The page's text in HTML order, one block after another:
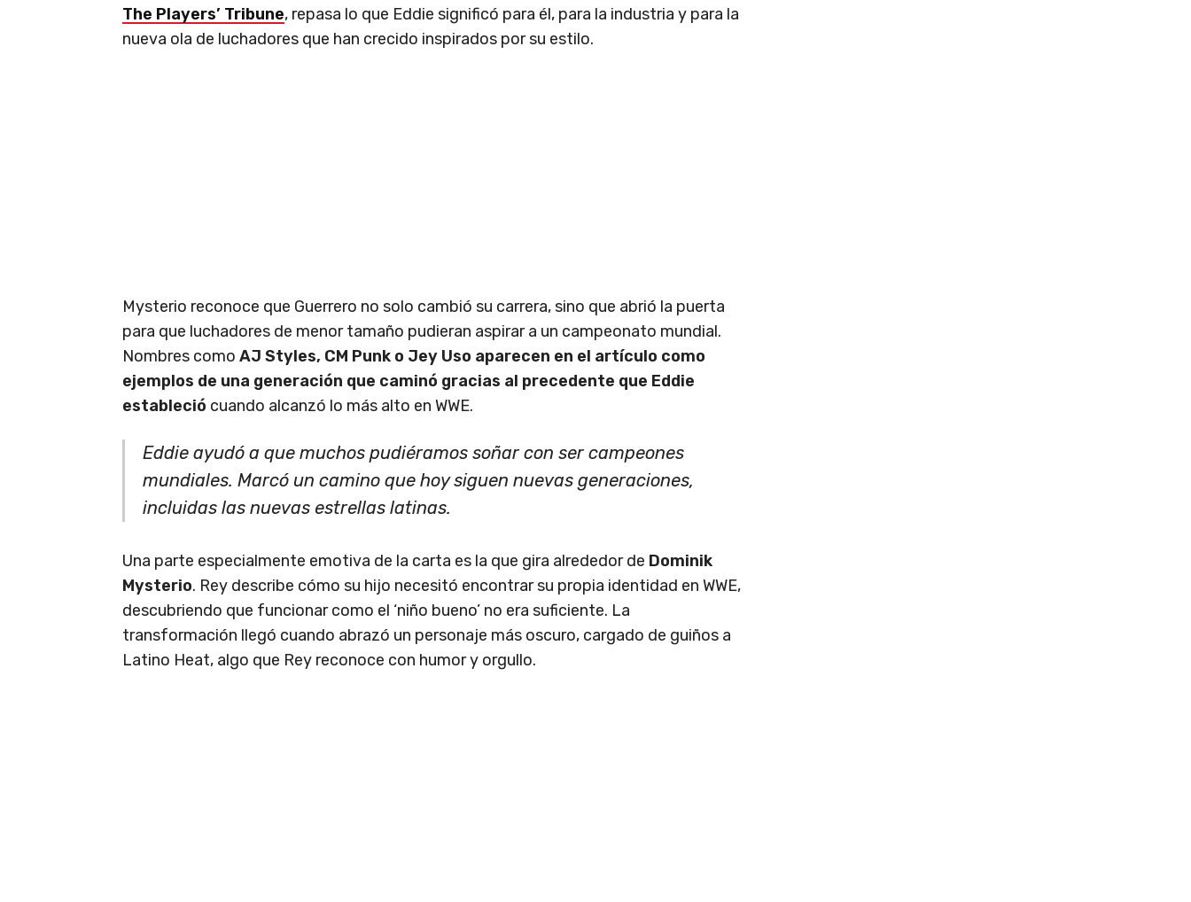
The Players’ Tribune, repasa lo que Eddie significó para él, para la industria y para la
nueva ola de luchadores que han crecido inspirados por su estilo.
Mysterio reconoce que Guerrero no solo cambió su carrera, sino que abrió la puerta
para que luchadores de menor tamaño pudieran aspirar a un campeonato mundial.
Nombres como AJ Styles, CM Punk o Jey Uso aparecen en el artículo como
ejemplos de una generación que caminó gracias al precedente que Eddie
estableció cuando alcanzó lo más alto en WWE.
Eddie ayudó a que muchos pudiéramos soñar con ser campeones
mundiales. Marcó un camino que hoy siguen nuevas generaciones,
incluidas las nuevas estrellas latinas.
Una parte especialmente emotiva de la carta es la que gira alrededor de Dominik
Mysterio. Rey describe cómo su hijo necesitó encontrar su propia identidad en WWE,
descubriendo que funcionar como el ‘niño bueno’ no era suficiente. La
transformación llegó cuando abrazó un personaje más oscuro, cargado de guiños a
Latino Heat, algo que Rey reconoce con humor y orgullo.